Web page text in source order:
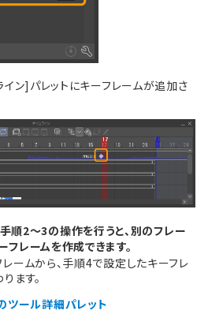
イン]パレットにキーフレームが追加さ
順2～3の操作を行うと、別のフレー
レームを作成できます。
ームから、手順4で設定したキーフレ
ます。
ツール詳細パレット